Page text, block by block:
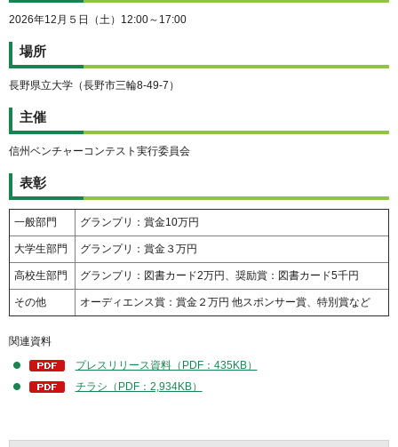
2026年12月５日（土）12:00～17:00
場所
長野県立大学（長野市三輪8-49-7）
主催
信州ベンチャーコンテスト実行委員会
表彰
一般部門 グランプリ：賞金10万円
大学生部門 グランプリ：賞金３万円
高校生部門 グランプリ：図書カード2万円、奨励賞：図書カード5千円
その他 オーディエンス賞：賞金２万円 他スポンサー賞、特別賞など
関連資料
プレスリリース資料（PDF：435KB）
チラシ（PDF：2,934KB）